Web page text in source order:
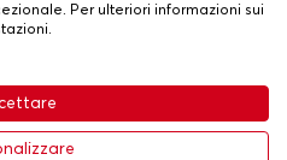
Aggiungi al carrello
•
•Livraison
Per ulteriori informazioni sui